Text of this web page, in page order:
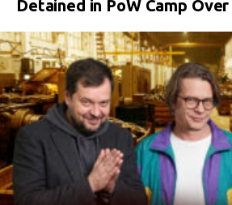
Detained in PoW Camp